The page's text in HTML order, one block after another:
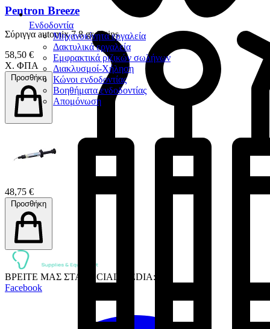
Ενδοδοντία
Μηχανοκίνητα εργαλεία
Δακτυλικά εργαλεία
Εμφρακτικά ριζικών σωλήνων
Διακλυσμοί-Χήληση
Κώνοι ενδοδοντίας
Βοηθήματα ενδοδοντίας
Απομόνωση
Pentron Breeze
Σύριγγα automix 7.8 gr & tips
58,50 €
Χ. ΦΠΑ
Προσθήκη
48,75 €
Προσθήκη
ΒΡΕΙΤΕ ΜΑΣ ΣΤΑ SOCIAL MEDIA:
Facebook